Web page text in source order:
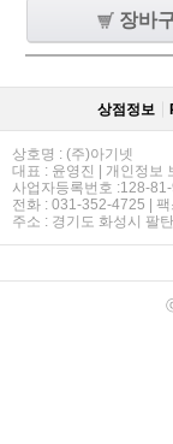
장바
상점정보
상호명 : (주)아기넷
대표 : 윤영진 | 개인정보
사업자등록번호 :128-
전화 : 031-352-4725 |
주소 : 경기도 화성시 팔